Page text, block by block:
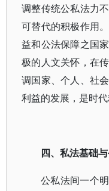
调整传统公私法力
可替代的积极作用
益和公法保障之国
极的人文关怀，在
调国家、个人、社
利益的发展，是时代
四、私法基础
公私法间一个